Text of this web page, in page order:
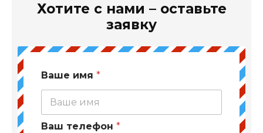
Хотите с нами – оставьте
заявку
Ваше имя *
Ваш телефон *